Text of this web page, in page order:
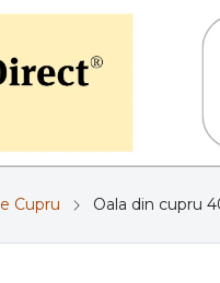
Cupru Oala din cupru